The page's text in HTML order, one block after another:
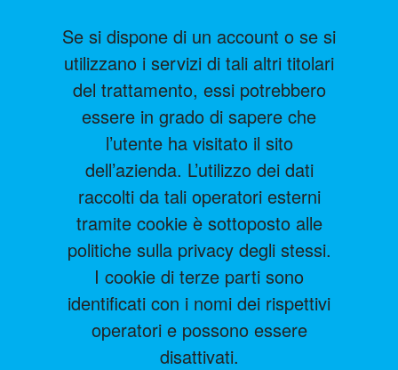
Se si dispone di un account o se si
utilizzano i servizi di tali altri titolari
del trattamento, essi potrebbero
essere in grado di sapere che
l’utente ha visitato il sito
dell’azienda. L’utilizzo dei dati
raccolti da tali operatori esterni
tramite cookie è sottoposto alle
politiche sulla privacy degli stessi.
I cookie di terze parti sono
identificati con i nomi dei rispettivi
operatori e possono essere
disattivati.